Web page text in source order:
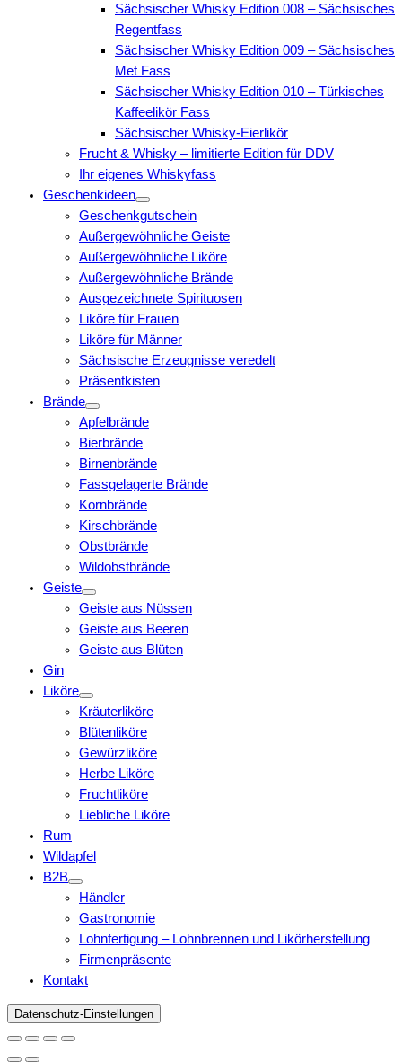
Sächsischer Whisky Edition 008 – Sächsisches
Regentfass
Sächsischer Whisky Edition 009 – Sächsisches
Met Fass
Sächsischer Whisky Edition 010 – Türkisches
Kaffeelikör Fass
Sächsischer Whisky-Eierlikör
Frucht & Whisky – limitierte Edition für DDV
Ihr eigenes Whiskyfass
Geschenkideen
Geschenkgutschein
Außergewöhnliche Geiste
Außergewöhnliche Liköre
Außergewöhnliche Brände
Ausgezeichnete Spirituosen
Liköre für Frauen
Liköre für Männer
Sächsische Erzeugnisse veredelt
Präsentkisten
Brände
Apfelbrände
Bierbrände
Birnenbrände
Fassgelagerte Brände
Kornbrände
Kirschbrände
Obstbrände
Wildobstbrände
Geiste
Geiste aus Nüssen
Geiste aus Beeren
Geiste aus Blüten
Gin
Liköre
Kräuterliköre
Blütenliköre
Gewürzliköre
Herbe Liköre
Fruchtliköre
Liebliche Liköre
Rum
Wildapfel
B2B
Händler
Gastronomie
Lohnfertigung – Lohnbrennen und Likörherstellung
Firmenpräsente
Kontakt
Datenschutz-Einstellungen